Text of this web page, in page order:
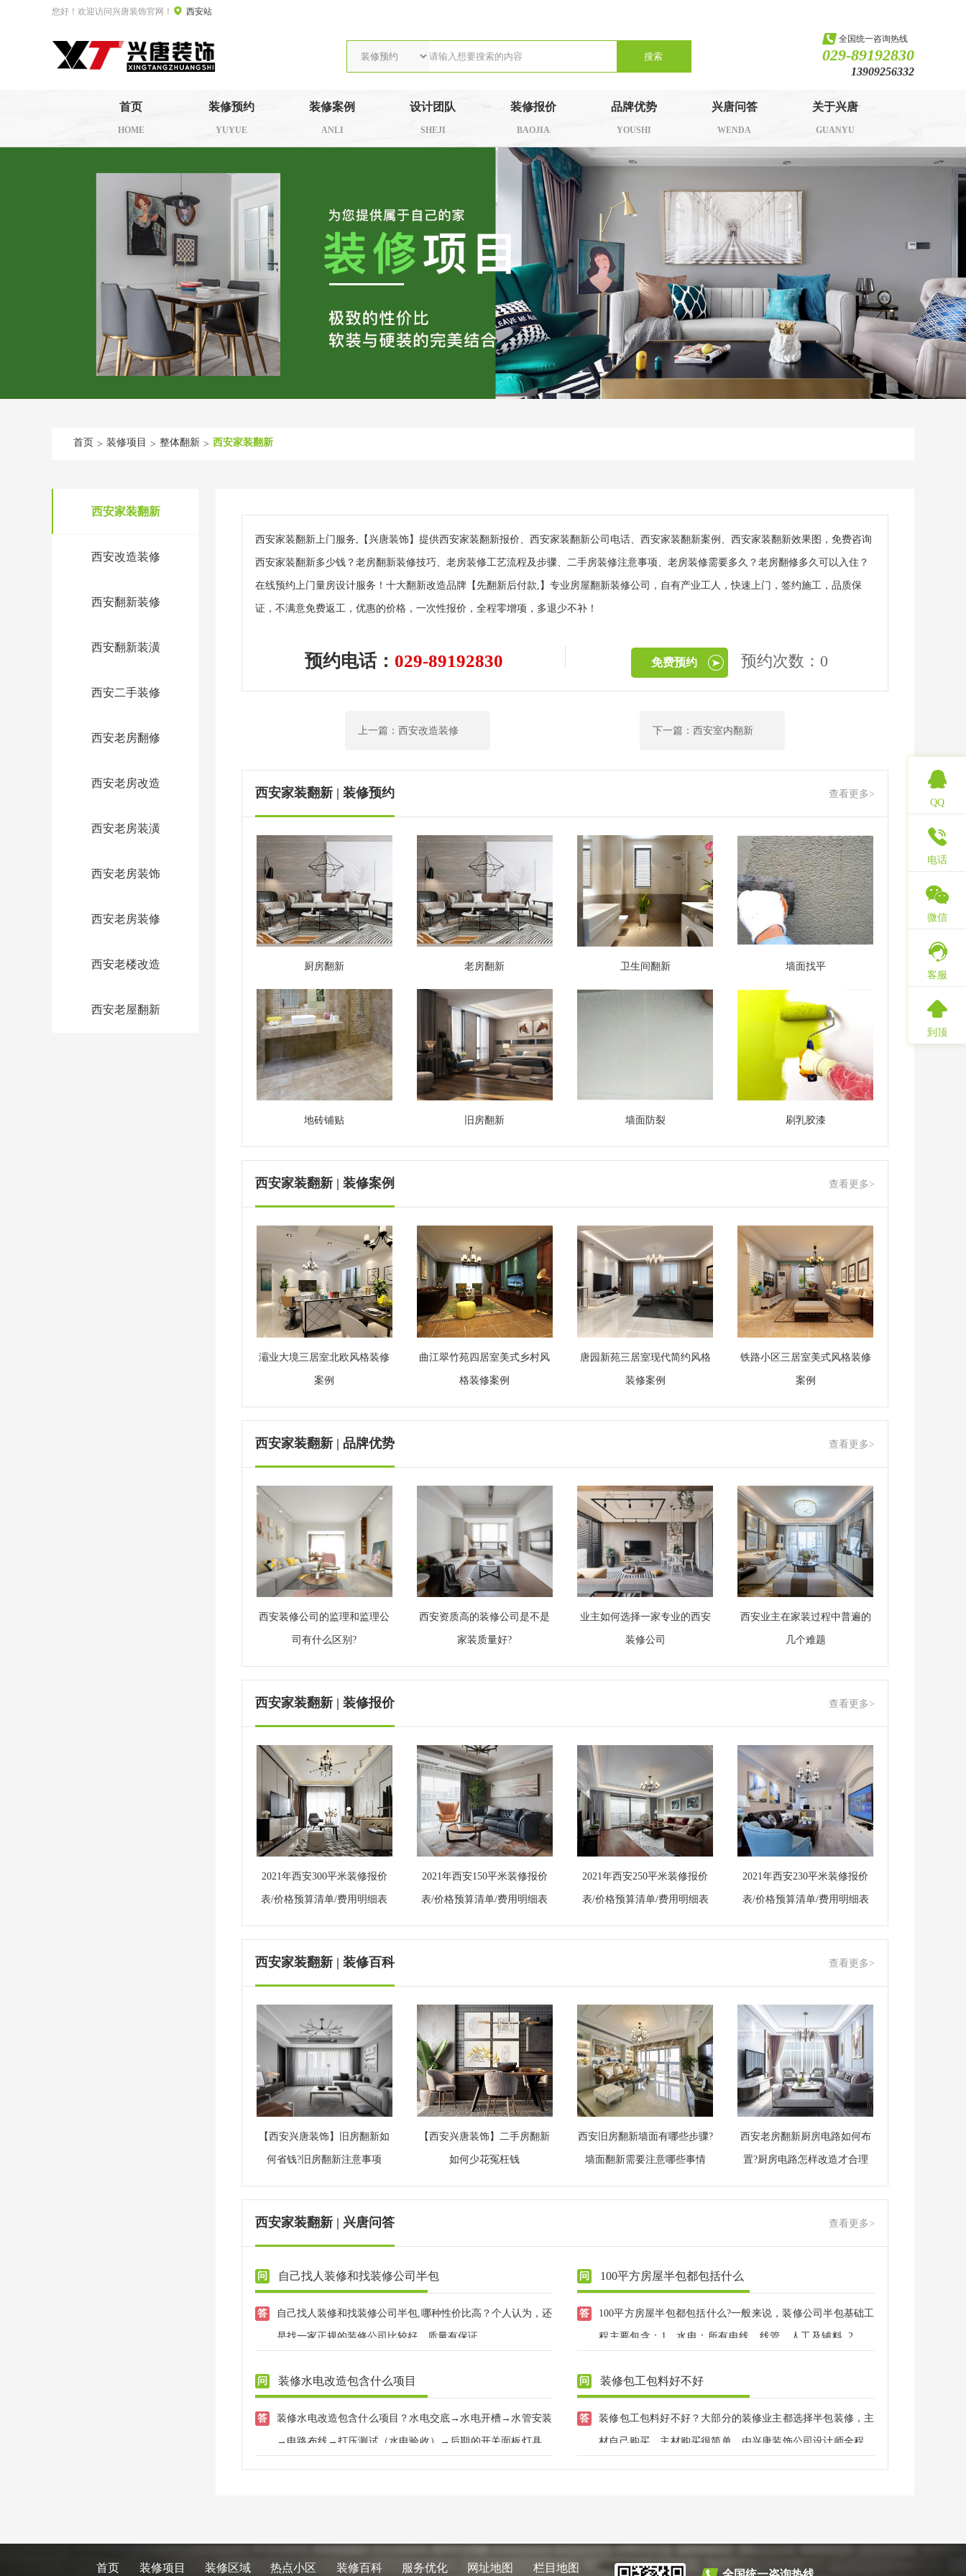
您好！欢迎访问兴唐装饰官网！ 西安站
搜索
全国统一咨询热线
029-89192830
13909256332
首页
HOME
装修预约
YUYUE
装修案例
ANLI
设计团队
SHEJI
装修报价
BAOJIA
品牌优势
YOUSHI
兴唐问答
WENDA
关于兴唐
GUANYU
首页 > 装修项目 > 整体翻新 > 西安家装翻新
西安家装翻新
西安改造装修
西安翻新装修
西安翻新装潢
西安二手装修
西安老房翻修
西安老房改造
西安老房装潢
西安老房装饰
西安老房装修
西安老楼改造
西安老屋翻新
西安家装翻新上门服务,【兴唐装饰】提供西安家装翻新报价、西安家装翻新公司电话、西安家装翻新案例、西安家装翻新效果图，免费咨询
西安家装翻新多少钱？老房翻新装修技巧、老房装修工艺流程及步骤、二手房装修注意事项、老房装修需要多久？老房翻修多久可以入住？
在线预约上门量房设计服务！十大翻新改造品牌【先翻新后付款,】专业房屋翻新装修公司，自有产业工人，快速上门，签约施工，品质保
证，不满意免费返工，优惠的价格，一次性报价，全程零增项，多退少不补！
预约电话： 029-89192830 免费预约 预约次数：0
上一篇：西安改造装修 下一篇：西安室内翻新
西安家装翻新 | 装修预约 查看更多>
厨房翻新 老房翻新 卫生间翻新 墙面找平
地砖铺贴 旧房翻新 墙面防裂 刷乳胶漆
西安家装翻新 | 装修案例 查看更多>
灞业大境三居室北欧风格装修
案例
曲江翠竹苑四居室美式乡村风
格装修案例
唐园新苑三居室现代简约风格
装修案例
铁路小区三居室美式风格装修
案例
西安家装翻新 | 品牌优势 查看更多>
西安装修公司的监理和监理公
司有什么区别?
西安资质高的装修公司是不是
家装质量好?
业主如何选择一家专业的西安
装修公司
西安业主在家装过程中普遍的
几个难题
西安家装翻新 | 装修报价 查看更多>
2021年西安300平米装修报价
表/价格预算清单/费用明细表
2021年西安150平米装修报价
表/价格预算清单/费用明细表
2021年西安250平米装修报价
表/价格预算清单/费用明细表
2021年西安230平米装修报价
表/价格预算清单/费用明细表
西安家装翻新 | 装修百科 查看更多>
【西安兴唐装饰】旧房翻新如
何省钱?旧房翻新注意事项
【西安兴唐装饰】二手房翻新
如何少花冤枉钱
西安旧房翻新墙面有哪些步骤?
墙面翻新需要注意哪些事情
西安老房翻新厨房电路如何布
置?厨房电路怎样改造才合理
西安家装翻新 | 兴唐问答 查看更多>
自己找人装修和找装修公司半包
自己找人装修和找装修公司半包,哪种性价比高？个人认为，还
是找一家正规的装修公司比较好，质量有保证。
100平方房屋半包都包括什么
100平方房屋半包都包括什么?一般来说，装修公司半包基础工
程主要包含：1、水电：所有电线、线管、人工及辅料 .2、瓦
料.3、木工：所有吊顶材料，墙面造型材料，人工及辅料.4、
装修水电改造包含什么项目
装修水电改造包含什么项目？水电交底→水电开槽→水管安装
→电路布线→打压测试（水电验收）→后期的开关面板灯具安
装修包工包料好不好
装修包工包料好不好？大部分的装修业主都选择半包装修，主
材自己购买，主材购买很简单，由兴唐装饰公司设计师全程指
首页 装修项目 装修区域 热点小区 装修百科 服务优化 网址地图 栏目地图
QQ
电话
微信
客服
到顶